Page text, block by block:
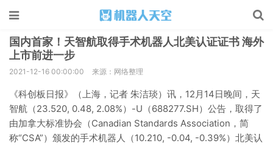
国内首家！天智航取得手术机器人北美认证证书 海外
上市前进一步
2021-12-16 00:00:00 来源：网络整理
《科创板日报》（上海，记者 朱洁琰）讯，12月14日晚间，天
智航（23.520, 0.48, 2.08%）-U（688277.SH）公告，取得了
由加拿大标准协会（Canadian Standards Association，简
称“CSA”）颁发的手术机器人（10.210, -0.04, -0.39%）北美认